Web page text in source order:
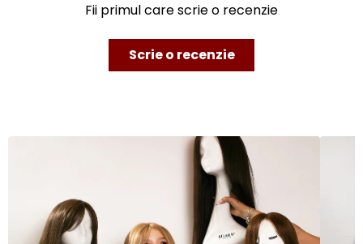
Fii primul care scrie o recenzie
Scrie o recenzie